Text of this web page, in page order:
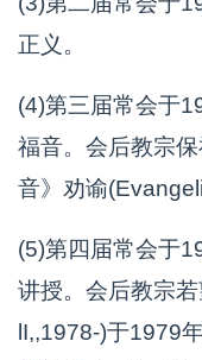
正义。
(4)第三届常会于
福音。会后教宗
音》劝谕
(5)第四届常会于
讲授。会后教宗
lI,,1978-)于1979